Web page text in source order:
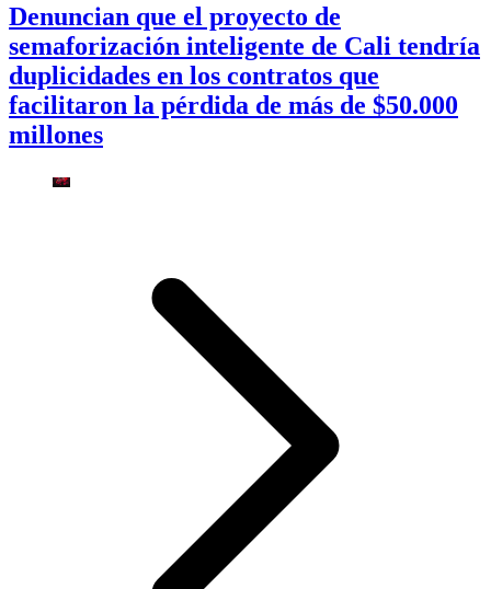
Denuncian que el proyecto de
semaforización inteligente de Cali tendría
duplicidades en los contratos que
facilitaron la pérdida de más de $50.000
millones